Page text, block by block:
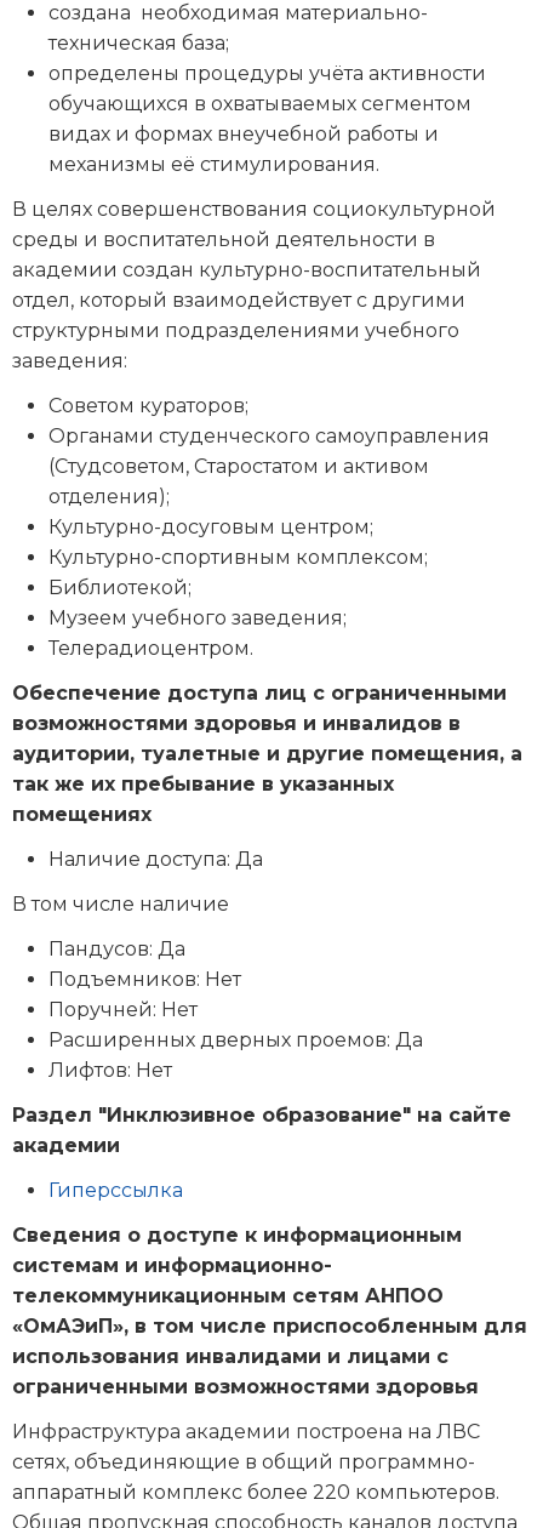
создана необходимая материально-
техническая база;
определены процедуры учёта активности
обучающихся в охватываемых сегментом
видах и формах внеучебной работы и
механизмы её стимулирования.
В целях совершенствования социокультурной
среды и воспитательной деятельности в
академии создан культурно-воспитательный
отдел, который взаимодействует с другими
структурными подразделениями учебного
заведения:
Советом кураторов;
Органами студенческого самоуправления
(Студсоветом, Старостатом и активом
отделения);
Культурно-досуговым центром;
Культурно-спортивным комплексом;
Библиотекой;
Музеем учебного заведения;
Телерадиоцентром.
Обеспечение доступа лиц с ограниченными
возможностями здоровья и инвалидов в
аудитории, туалетные и другие помещения, а
так же их пребывание в указанных
помещениях
Наличие доступа: Да
В том числе наличие
Пандусов: Да
Подъемников: Нет
Поручней: Нет
Расширенных дверных проемов: Да
Лифтов: Нет
Раздел "Инклюзивное образование" на сайте
академии
Гиперссылка
Сведения о доступе к информационным
системам и информационно-
телекоммуникационным сетям АНПОО
«ОмАЭиП», в том числе приспособленным для
использования инвалидами и лицами с
ограниченными возможностями здоровья
Инфраструктура академии построена на ЛВС
сетях, объединяющие в общий программно-
аппаратный комплекс более 220 компьютеров.
Общая пропускная способность каналов доступа